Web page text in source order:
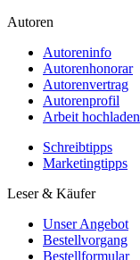
Autoren
Autoreninfo
Autorenhonorar
Autorenvertrag
Autorenprofil
Arbeit hochladen
Schreibtipps
Marketingtipps
Leser & Käufer
Unser Angebot
Bestellvorgang
Bestellformular